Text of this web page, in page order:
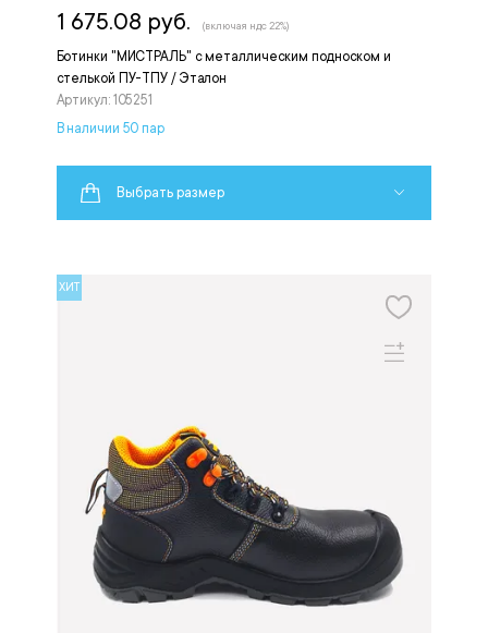
Ботинки "МИСТРАЛЬ" с металлическим подноском и
стелькой ПУ-ТПУ / Эталон
Артикул: 105251
1 675.08 руб. (включая ндс 22%)
В наличии 50 пар
Выбрать размер
ХИТ